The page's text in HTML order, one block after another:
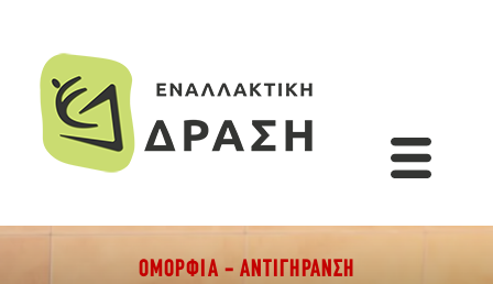
ΟΜΟΡΦΙΆ - ΑΝΤΙΓΉΡΑΝΣΗ